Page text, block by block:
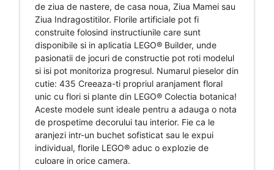
de ziua de nastere, de casa noua, Ziua Mamei sau
Ziua Indragostitilor. Florile artificiale pot fi
construite folosind instructiunile care sunt
disponibile si in aplicatia LEGO® Builder, unde
pasionatii de jocuri de constructie pot roti modelul
si isi pot monitoriza progresul. Numarul pieselor din
cutie: 435 Creeaza-ti propriul aranjament floral
unic cu flori si plante din LEGO® Colectia botanica!
Aceste modele sunt ideale pentru a adauga o nota
de prospetime decorului tau interior. Fie ca le
aranjezi intr-un buchet sofisticat sau le expui
individual, florile LEGO® aduc o explozie de
culoare in orice camera.